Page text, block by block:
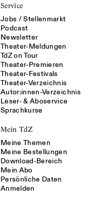
Service
Jobs / Stellenmarkt
Podcast
Newsletter
Theater-Meldungen
TdZ on Tour
Theater-Premieren
Theater-Festivals
Theater-Verzeichnis
Autor:innen-Verzeichnis
Leser- & Aboservice
Sprachkurse
Mein TdZ
Meine Themen
Meine Bestellungen
Download-Bereich
Mein Abo
Persönliche Daten
Anmelden